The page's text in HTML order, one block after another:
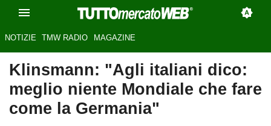
NOTIZIE TMW RADIO MAGAZINE
Klinsmann: "Agli italiani dico:
meglio niente Mondiale che fare
come la Germania"